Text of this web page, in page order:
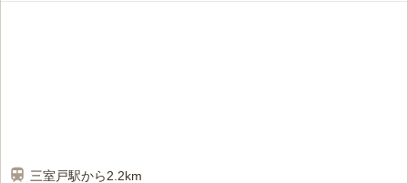
三室戸駅から2.2km